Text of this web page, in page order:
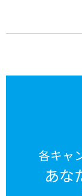
各キャ
あな